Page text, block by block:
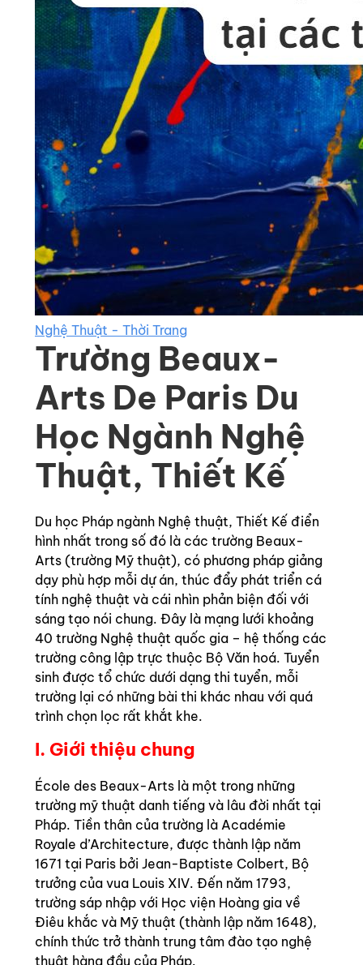
Nghệ Thuật - Thời Trang
Trường Beaux-
Arts De Paris Du
Học Ngành Nghệ
Thuật, Thiết Kế
Du học Pháp ngành Nghệ thuật, Thiết Kế điển
hình nhất trong số đó là các trường Beaux-
Arts (trường Mỹ thuật), có phương pháp giảng
dạy phù hợp mỗi dự án, thúc đẩy phát triển cá
tính nghệ thuật và cái nhìn phản biện đối với
sáng tạo nói chung. Đây là mạng lưới khoảng
40 trường Nghệ thuật quốc gia – hệ thống các
trường công lập trực thuộc Bộ Văn hoá. Tuyển
sinh được tổ chức dưới dạng thi tuyển, mỗi
trường lại có những bài thi khác nhau với quá
trình chọn lọc rất khắt khe.
I. Giới thiệu chung
École des Beaux-Arts là một trong những
trường mỹ thuật danh tiếng và lâu đời nhất tại
Pháp. Tiền thân của trường là Académie
Royale d’Architecture, được thành lập năm
1671 tại Paris bởi Jean-Baptiste Colbert, Bộ
trưởng của vua Louis XIV. Đến năm 1793,
trường sáp nhập với Học viện Hoàng gia về
Điêu khắc và Mỹ thuật (thành lập năm 1648),
chính thức trở thành trung tâm đào tạo nghệ
thuật hàng đầu của Pháp.